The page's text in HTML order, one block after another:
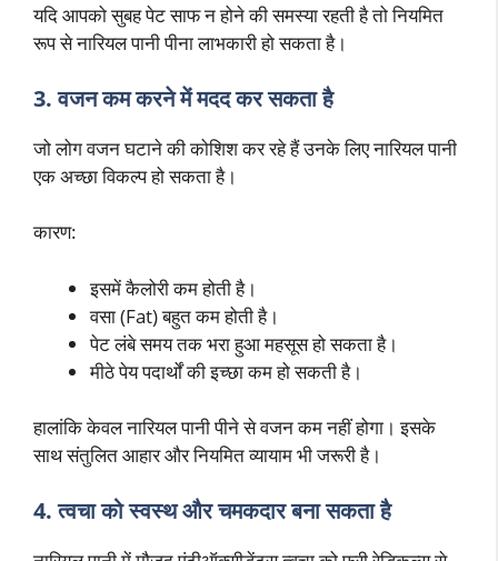
यदि आपको सुबह पेट साफ न होने की समस्या रहती है तो नियमित
रूप से नारियल पानी पीना लाभकारी हो सकता है।
3. वजन कम करने में मदद कर सकता है
जो लोग वजन घटाने की कोशिश कर रहे हैं उनके लिए नारियल पानी
एक अच्छा विकल्प हो सकता है।
कारण:
इसमें कैलोरी कम होती है।
वसा (Fat) बहुत कम होती है।
पेट लंबे समय तक भरा हुआ महसूस हो सकता है।
मीठे पेय पदार्थों की इच्छा कम हो सकती है।
हालांकि केवल नारियल पानी पीने से वजन कम नहीं होगा। इसके
साथ संतुलित आहार और नियमित व्यायाम भी जरूरी है।
4. त्वचा को स्वस्थ और चमकदार बना सकता है